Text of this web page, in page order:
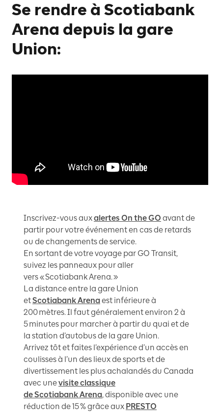
Se rendre à Scotiabank
Arena depuis la gare
Union:
Inscrivez-vous auxalertes On the GO avant de
partir pour votre événement en cas de retards
ou de changements de service.
En sortant de votre voyage par GO Transit,
suivez les panneaux pour aller
vers « Scotiabank Arena. »
La distance entre la gare Union
etScotiabank Arenaest inférieure à
200 mètres. Il faut généralement environ 2 à
5 minutes pour marcher à partir du quai et de
la station d’autobus de la gare Union.
Arrivez tôt et faites l’expérience d’un accès en
coulisses à l’un des lieux de sports et de
divertissement les plus achalandés du Canada
avec unevisite classique
de Scotiabank Arena, disponible avec une
réduction de 15 % grâce aux PRESTO